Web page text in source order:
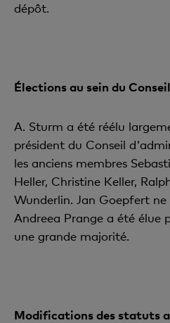
dépôt.
Élections au sein du
A. Sturm a été réélu
président du Conseil
les anciens membres
Heller, Christine Keller,
Wunderlin. Jan Goepfert ne
Andreea Prange a été élue
une grande majorité.
Modifications des statuts